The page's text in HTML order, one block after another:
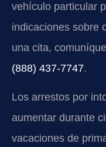
vehículo particular
indicaciones sobre
una cita,
(888) 437-7747.
Los arrestos por
aumentar durante
vacaciones de